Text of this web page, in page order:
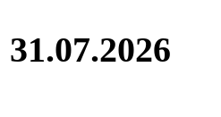
31.07.2026